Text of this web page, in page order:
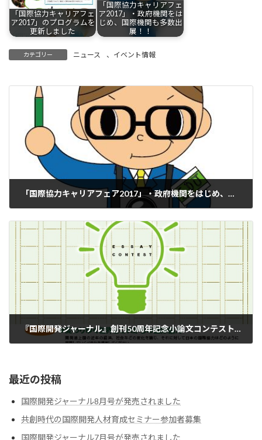
「国際協力キャリアフェ
ア2017」のプログラムを
更新しました
「国際協力キャリアフェ
ア2017」・政府機関をは
じめ、国際機関も多数出
展！！
カテゴリー ニュース 、 イベント情報
「国際協力キャリアフェア2017」・政府機関をはじめ、国際機関も多数出展！！
『国際開発ジャーナル』創刊50周年記念小論文コンテスト・結果発表
最近の投稿
国際開発ジャーナル8月号が発売されました
共創時代の国際開発人材育成セミナー参加者募集
国際開発ジャーナル7月号が発売されました